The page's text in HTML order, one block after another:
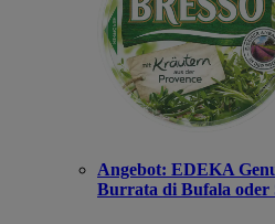
Angebot: EDEKA
Burrata di Bufala oder